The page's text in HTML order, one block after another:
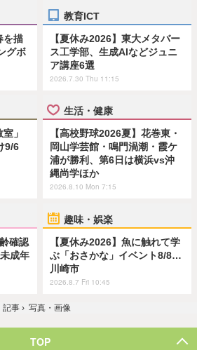
を描
グボ
教育ICT
【夏休み2026】東大メタバー
ス工学部、生成AIなどジュニ
ア講座6選
2026.7.30 Thu 11:15
」
9/6
生活・健康
【高校野球2026夏】花巻東・
岡山学芸館・鳴門渦潮・霞ケ
浦が勝利、第6日は横浜vs沖
縄尚学ほか
2026.8.10 Mon 7:15
確認
成年
趣味・娯楽
【夏休み2026】魚に触れて学
ぶ「おさかな」イベント8/8…
川崎市
2026.8.7 Fri 10:45
記事 › 写真・画像
TOP